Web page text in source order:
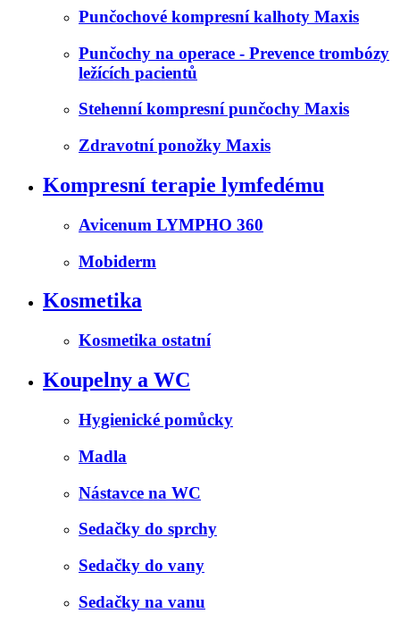
Punčochové kompresní kalhoty Maxis
Punčochy na operace - Prevence trombózy
ležících pacientů
Stehenní kompresní punčochy Maxis
Zdravotní ponožky Maxis
Kompresní terapie lymfedému
Avicenum LYMPHO 360
Mobiderm
Kosmetika
Kosmetika ostatní
Koupelny a WC
Hygienické pomůcky
Madla
Nástavce na WC
Sedačky do sprchy
Sedačky do vany
Sedačky na vanu